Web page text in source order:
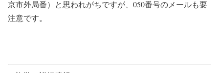
京市外局番）と思われがちですが、050番号のメールも要
注意です。